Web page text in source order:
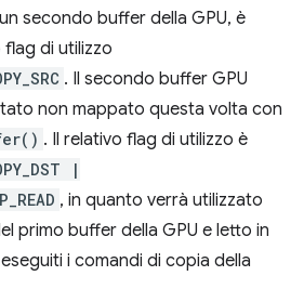
secondo buffer della GPU, è
di utilizzo
. Il secondo buffer GPU
non mappato questa volta con
. Il relativo flag di utilizzo è
|
, in quanto verrà utilizzato
primo buffer della GPU e letto in
i comandi di copia della